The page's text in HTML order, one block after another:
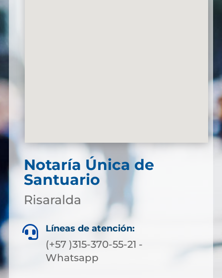
Notaría Única de
Santuario
Risaralda
 Líneas de atención:
(+57 )315-370-55-21 -
Whatsapp